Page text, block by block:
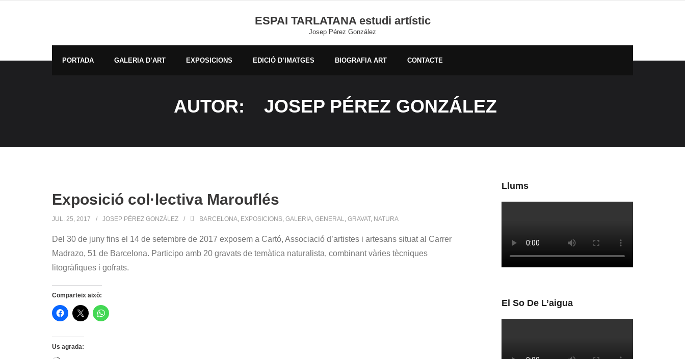
ESPAI TARLATANA estudi artístic
Josep Pérez González
PORTADA GALERIA D’ART EXPOSICIONS EDICIÓ D’IMATGES BIOGRAFIA ART CONTACTE
AUTOR: JOSEP PÉREZ GONZÁLEZ
Exposició col·lectiva Marouflés
JUL. 25, 2017 JOSEP PÉREZ GONZÁLEZ BARCELONA, EXPOSICIONS, GALERIA, GENERAL, GRAVAT, NATURA
Del 30 de juny fins el 14 de setembre de 2017 exposem a Cartó, Associació d’artistes i artesans situat al Carrer
Madrazo, 51 de Barcelona. Participo amb 20 gravats de temàtica naturalista, combinant vàries tècniques
litogràfiques i gofrats.
Comparteix això:
Us agrada:
Llums
El So De L’aigua